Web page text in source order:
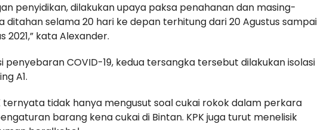
penyidikan, dilakukan upaya paksa penahanan dan masing-
ditahan selama 20 hari ke depan terhitung dari 20 Agustus sampai
2021,” kata Alexander.
penyebaran COVID-19, kedua tersangka tersebut dilakukan isolasi
A1.
ternyata tidak hanya mengusut soal cukai rokok dalam perkara
barang kena cukai di Bintan. KPK juga turut menelisik